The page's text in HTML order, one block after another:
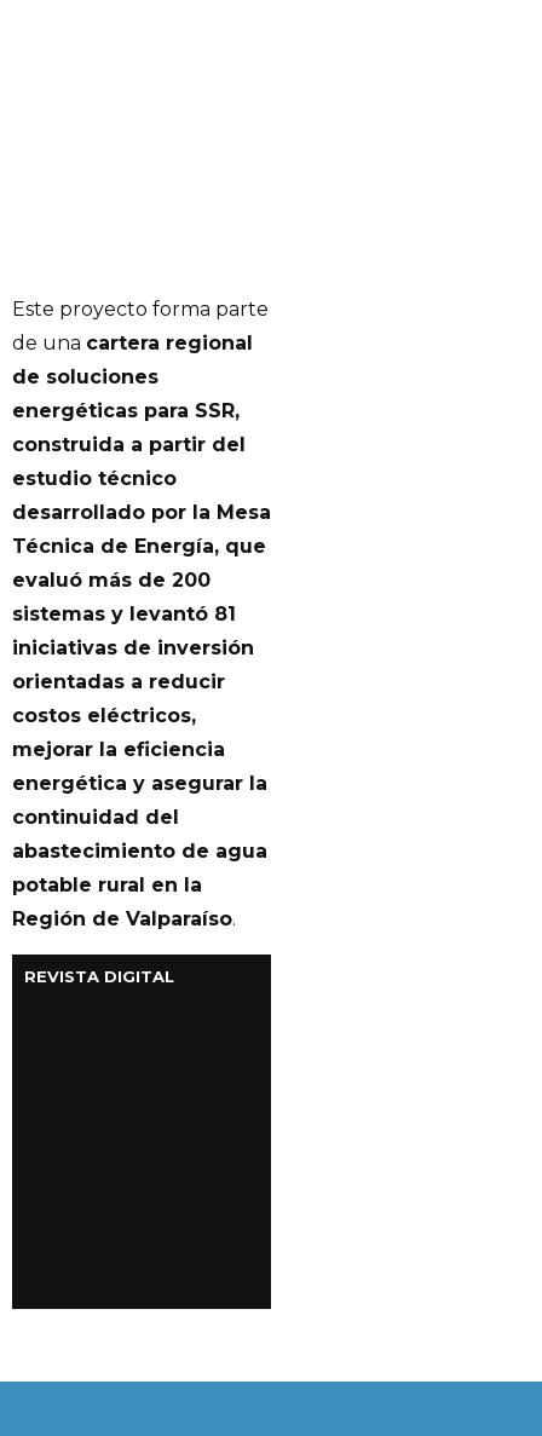
Este proyecto forma parte
de una cartera regional
de soluciones
energéticas para SSR,
construida a partir del
estudio técnico
desarrollado por la Mesa
Técnica de Energía, que
evaluó más de 200
sistemas y levantó 81
iniciativas de inversión
orientadas a reducir
costos eléctricos,
mejorar la eficiencia
energética y asegurar la
continuidad del
abastecimiento de agua
potable rural en la
Región de Valparaíso.
REVISTA DIGITAL